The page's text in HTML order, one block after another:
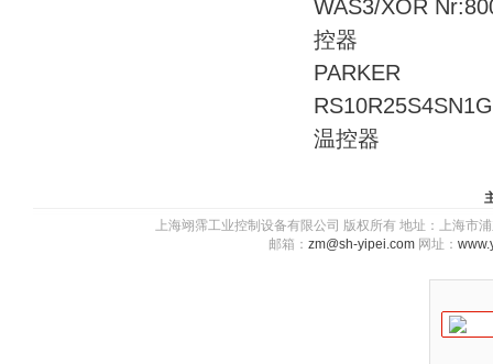
WAS3/XOR
控器
PARKER
温控器
上海翊霈工业控制设备有限公司 版权所有 地址：上海
邮箱： zm@sh-yipei.com 网址：